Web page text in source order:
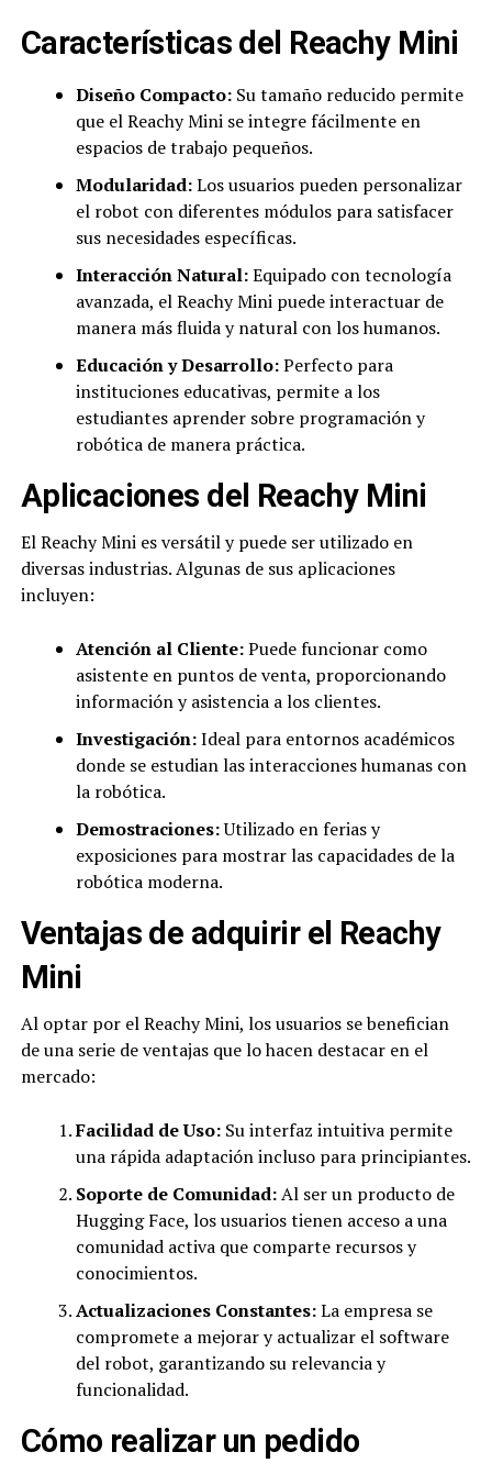
Características del Reachy Mini
Diseño Compacto:Su tamaño reducido permite
que el Reachy Mini se integre fácilmente en
espacios de trabajo pequeños.
Modularidad:Los usuarios pueden personalizar
el robot con diferentes módulos para satisfacer
sus necesidades específicas.
Interacción Natural:Equipado con tecnología
avanzada, el Reachy Mini puede interactuar de
manera más fluida y natural con los humanos.
Educación y Desarrollo:Perfecto para
instituciones educativas, permite a los
estudiantes aprender sobre programación y
robótica de manera práctica.
Aplicaciones del Reachy Mini
El Reachy Mini es versátil y puede ser utilizado en
diversas industrias. Algunas de sus aplicaciones
incluyen:
Atención al Cliente:Puede funcionar como
asistente en puntos de venta, proporcionando
información y asistencia a los clientes.
Investigación:Ideal para entornos académicos
donde se estudian las interacciones humanas con
la robótica.
Demostraciones:Utilizado en ferias y
exposiciones para mostrar las capacidades de la
robótica moderna.
Ventajas de adquirir el Reachy
Mini
Al optar por el Reachy Mini, los usuarios se benefician
de una serie de ventajas que lo hacen destacar en el
mercado:
Facilidad de Uso:Su interfaz intuitiva permite
una rápida adaptación incluso para principiantes.
Soporte de Comunidad:Al ser un producto de
Hugging Face, los usuarios tienen acceso a una
comunidad activa que comparte recursos y
conocimientos.
Actualizaciones Constantes:La empresa se
compromete a mejorar y actualizar el software
del robot, garantizando su relevancia y
funcionalidad.
Cómo realizar un pedido